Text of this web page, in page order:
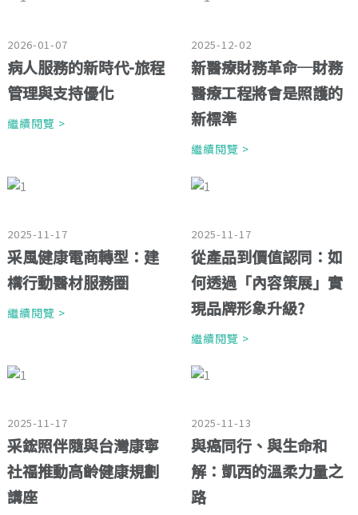
2026-01-07
病人服務的新時代-旅程
管理與支持優化
繼續閱覽 >
2025-12-02
新醫療財務革命─財務
醫療工程將會是照護的
新標準
繼續閱覽 >
2025-11-17
采風健康電商轉型：建
構行動醫材服務圈
繼續閱覽 >
2025-11-17
從產品到價值認同：如
何透過「內容策展」實
現品牌形象升級?
繼續閱覽 >
2025-11-17
采鋐照伴隨與台灣康寧
社福推動高齡健康規劃
講座
2025-11-13
與癌同行、與生命和
解：凱西的溫柔力量之
路